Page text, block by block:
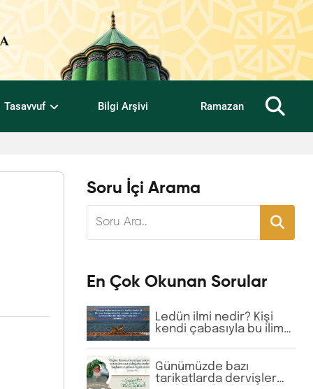
Tasavvuf Bilgi Arşivi Ramazan
Soru İçi Arama
En Çok Okunan Sorular
Ledün ilmi nedir? Kişi
kendi çabasıyla bu ilime
Günümüzde bazı
tarikatlarda dervişler